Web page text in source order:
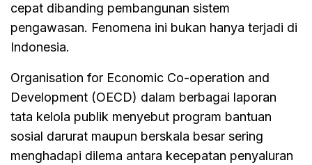
cepat dibanding pembangunan sistem
pengawasan. Fenomena ini bukan hanya terjadi di
Indonesia.
Organisation for Economic Co-operation and
Development (OECD) dalam berbagai laporan
tata kelola publik menyebut program bantuan
sosial darurat maupun berskala besar sering
menghadapi dilema antara kecepatan penyaluran